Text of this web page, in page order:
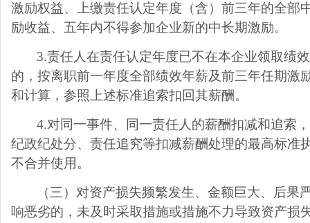
激励权益、上缴责任认定年度（含）前三年的全部
励收益、五年内不得参加企业新的中长期激励。
3.责任人在责任认定年度已不在本企业领取绩
的，按离职前一年度全部绩效年薪及前三年任期激
和计算，参照上述标准追索扣回其薪酬。
4.对同一事件、同一责任人的薪酬扣减和追索
纪政纪处分、责任追究等扣减薪酬处理的最高标准
不合并使用。
（三）对资产损失频繁发生、金额巨大、后果
响恶劣的，未及时采取措施或措施不力导致资产损